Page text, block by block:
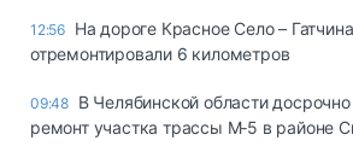
12:56 На дороге Красное Село –
отремонтировали 6 километров
09:48 В Челябинской области
ремонт участка трассы М‑5 в районе